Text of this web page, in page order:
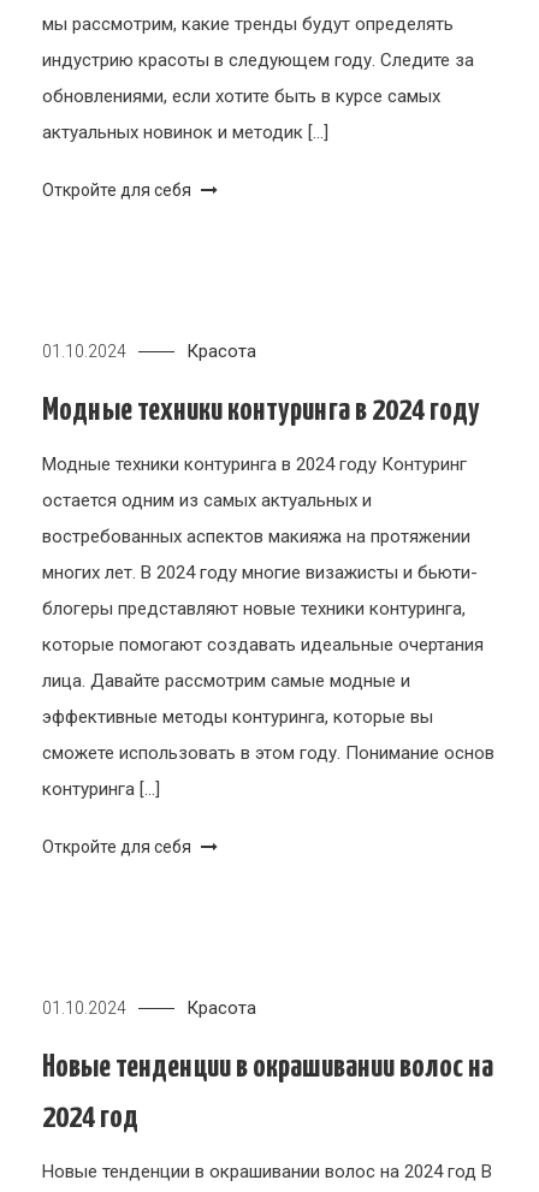
мы рассмотрим, какие тренды будут определять
индустрию красоты в следующем году. Следите за
обновлениями, если хотите быть в курсе самых
актуальных новинок и методик […]
Откройте для себя
01.10.2024 Красота
Модные техники контуринга в 2024 году
Модные техники контуринга в 2024 году Контуринг
остается одним из самых актуальных и
востребованных аспектов макияжа на протяжении
многих лет. В 2024 году многие визажисты и бьюти-
блогеры представляют новые техники контуринга,
которые помогают создавать идеальные очертания
лица. Давайте рассмотрим самые модные и
эффективные методы контуринга, которые вы
сможете использовать в этом году. Понимание основ
контуринга […]
Откройте для себя
01.10.2024 Красота
Новые тенденции в окрашивании волос на
2024 год
Новые тенденции в окрашивании волос на 2024 год В